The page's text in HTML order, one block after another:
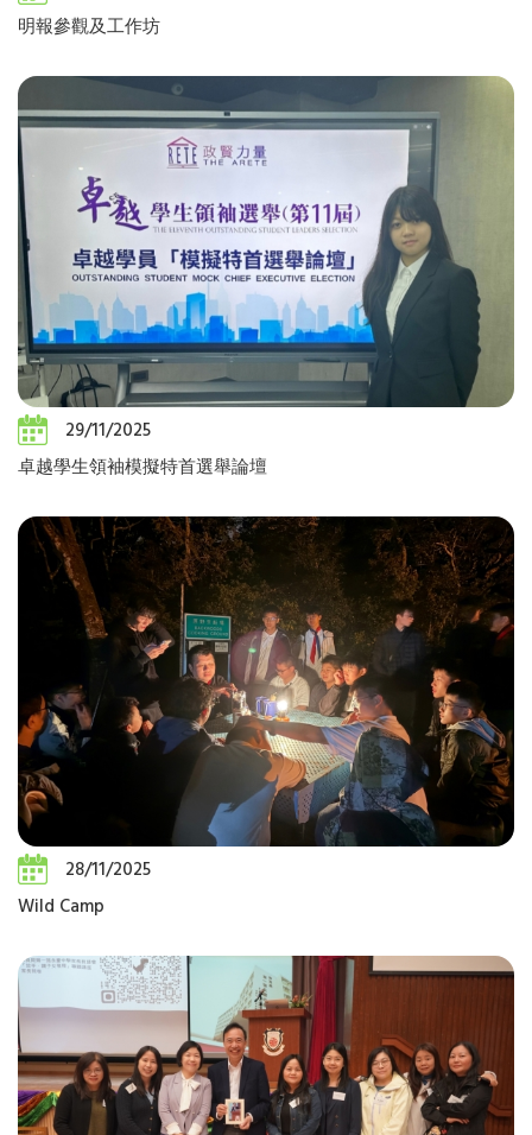
明報參觀及工作坊
29/11/2025
卓越學生領袖模擬特首選舉論壇
28/11/2025
Wild Camp